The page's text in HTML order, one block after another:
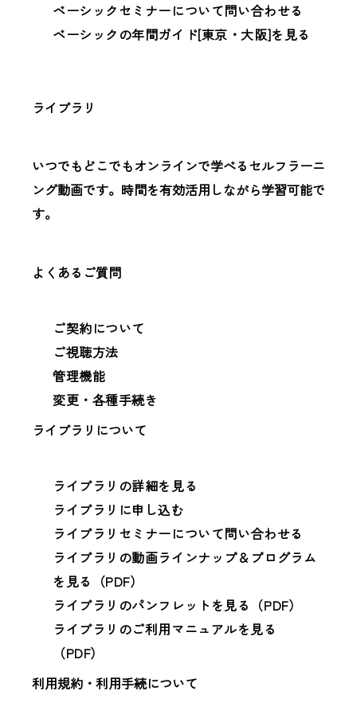
ベーシックセミナーについて問い合わせる
ベーシックの年間ガイド[東京・大阪]を見る
ライブラリ
いつでもどこでもオンラインで学べるセルフラーニ
ング動画です。時間を有効活用しながら学習可能で
す。
よくあるご質問
ご契約について
ご視聴方法
管理機能
変更・各種手続き
ライブラリについて
ライブラリの詳細を見る
ライブラリに申し込む
ライブラリセミナーについて問い合わせる
ライブラリの動画ラインナップ＆プログラム
を見る（PDF）
ライブラリのパンフレットを見る（PDF）
ライブラリのご利用マニュアルを見る
（PDF）
利用規約・利用手続について